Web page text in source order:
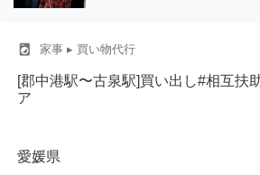
local_laundry_service 家事 ▸ 買い物代行
[郡中港駅〜古泉駅]買い出し#相互扶
ア
愛媛県